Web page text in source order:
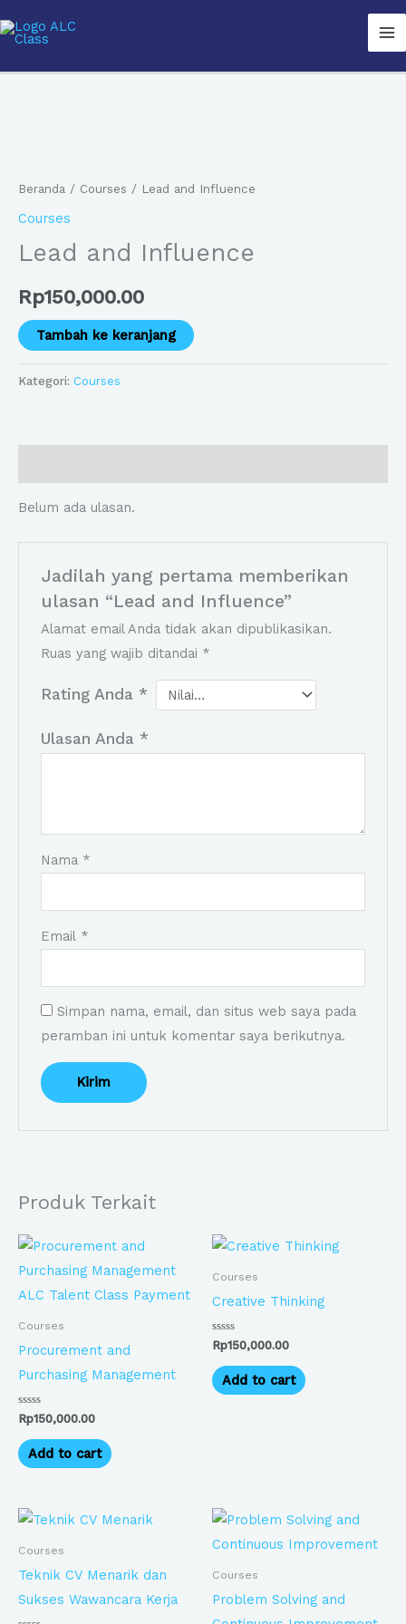
ke
Beranda / Courses / Lead and Influence
Courses
Lead and Influence
Rp150,000.00
and
Influence
Tambah ke keranjang
Kategori: Courses
Belum ada ulasan.
Jadilah yang pertama memberikan
ulasan “Lead and Influence”
Alamat email Anda tidak akan dipublikasikan.
Ruas yang wajib ditandai *
Rating Anda*
Ulasan Anda*
Nama *
Email *
Simpan nama, email, dan situs web saya pada
peramban ini untuk komentar saya berikutnya.
Produk Terkait
Courses
Procurement and
Purchasing Management
Dinilai
0
dari
5
Rp150,000.00
Add to cart
Courses
Creative Thinking
Dinilai
0
dari
5
Rp150,000.00
Add to cart
Courses
Teknik CV Menarik dan
Sukses Wawancara Kerja
Courses
Problem Solving and